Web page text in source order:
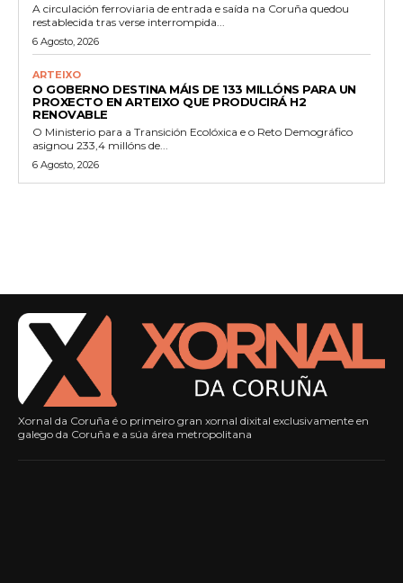
A circulación ferroviaria de entrada e saída na Coruña quedou
restablecida tras verse interrompida...
6 Agosto, 2026
ARTEIXO
O GOBERNO DESTINA MÁIS DE 133 MILLÓNS PARA UN
PROXECTO EN ARTEIXO QUE PRODUCIRÁ H2
RENOVABLE
O Ministerio para a Transición Ecolóxica e o Reto Demográfico
asignou 233,4 millóns de...
6 Agosto, 2026
Xornal da Coruña é o primeiro gran xornal dixital exclusivamente en
galego da Coruña e a súa área metropolitana